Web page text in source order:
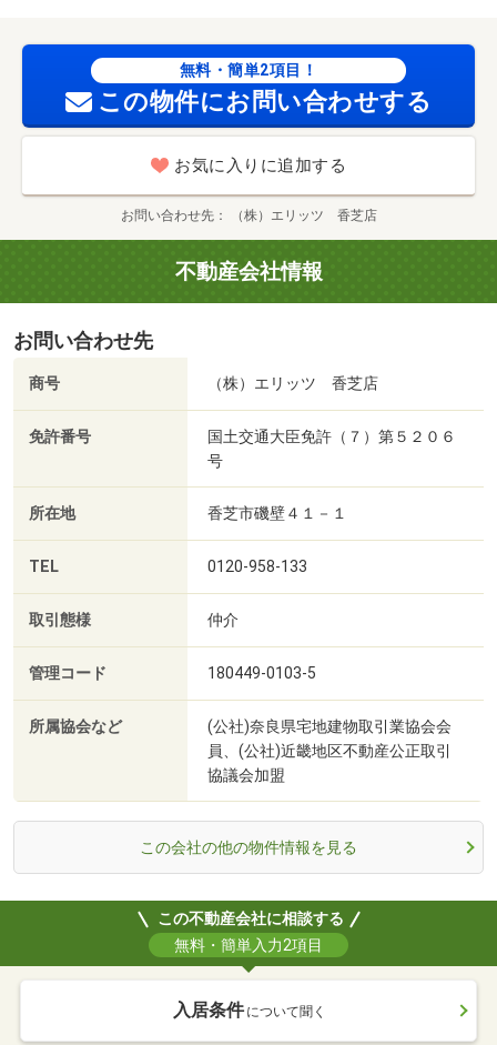
無料・簡単2項目！
この物件にお問い合わせする
お気に入りに追加する
お問い合わせ先 （株）エリッツ 香芝店
不動産会社情報
お問い合わせ先
商号 （株）エリッツ 香芝店
免許番号
国土交通大臣免許（７）第５２０６
号
所在地 香芝市磯壁４１－１
TEL 0120-958-133
取引態様 仲介
管理コード 180449-0103-5
所属協会など
(公社)奈良県宅地建物取引業協会会
員、(公社)近畿地区不動産公正取引
協議会加盟
この会社の他の物件情報を見る
この不動産会社に相談する
無料・簡単入力2項目
入居条件 について聞く